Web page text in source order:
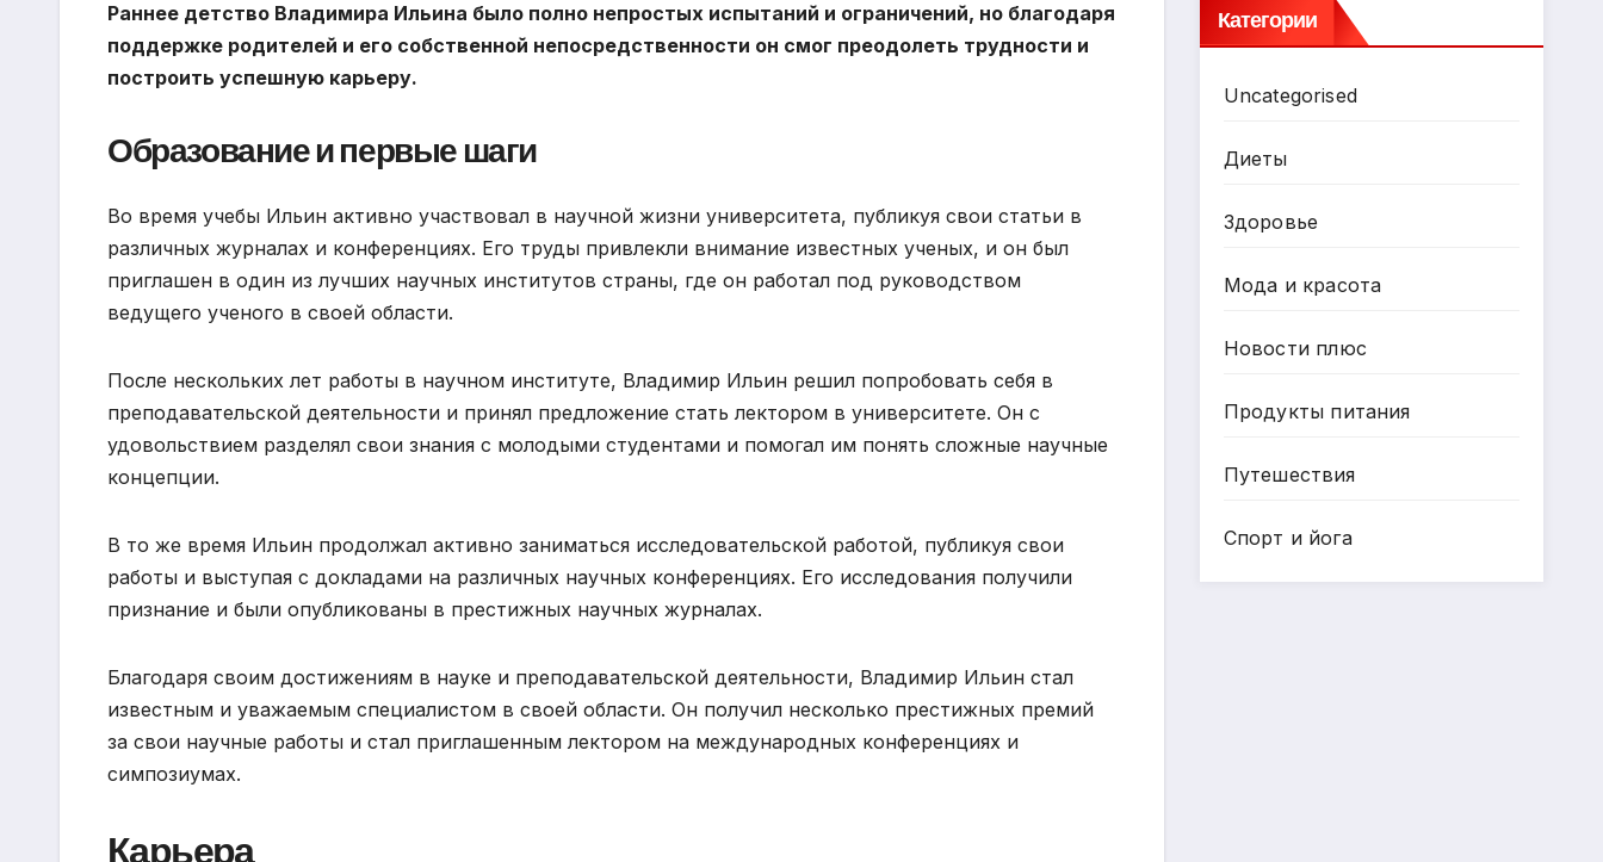
Раннее детство Владимира Ильина было полно непростых испытаний и ограничений, но благодаря
поддержке родителей и его собственной непосредственности он смог преодолеть трудности и
построить успешную карьеру.
Образование и первые шаги
Во время учебы Ильин активно участвовал в научной жизни университета, публикуя свои статьи в
различных журналах и конференциях. Его труды привлекли внимание известных ученых, и он был
приглашен в один из лучших научных институтов страны, где он работал под руководством
ведущего ученого в своей области.
После нескольких лет работы в научном институте, Владимир Ильин решил попробовать себя в
преподавательской деятельности и принял предложение стать лектором в университете. Он с
удовольствием разделял свои знания с молодыми студентами и помогал им понять сложные научные
концепции.
В то же время Ильин продолжал активно заниматься исследовательской работой, публикуя свои
работы и выступая с докладами на различных научных конференциях. Его исследования получили
признание и были опубликованы в престижных научных журналах.
Благодаря своим достижениям в науке и преподавательской деятельности, Владимир Ильин стал
известным и уважаемым специалистом в своей области. Он получил несколько престижных премий
за свои научные работы и стал приглашенным лектором на международных конференциях и
симпозиумах.
Карьера
Категории
Uncategorised
Диеты
Здоровье
Мода и красота
Новости плюс
Продукты питания
Путешествия
Спорт и йога